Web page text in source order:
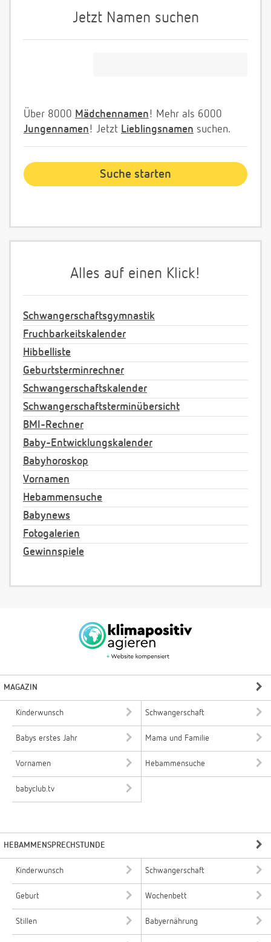
Jetzt Namen suchen
Über 8000 Mädchennamen! Mehr als 6000
Jungennamen! Jetzt Lieblingsnamen suchen.
Alles auf einen Klick!
Schwangerschaftsgymnastik
Fruchbarkeitskalender
Hibbelliste
Geburtsterminrechner
Schwangerschaftskalender
Schwangerschaftsterminübersicht
BMI-Rechner
Baby-Entwicklungskalender
Babyhoroskop
Vornamen
Hebammensuche
Babynews
Fotogalerien
Gewinnspiele
MAGAZIN
Kinderwunsch Schwangerschaft
Babys erstes Jahr Mama und Familie
Vornamen Hebammensuche
babyclub.tv
HEBAMMENSPRECHSTUNDE
Kinderwunsch Schwangerschaft
Geburt Wochenbett
Stillen Babyernährung